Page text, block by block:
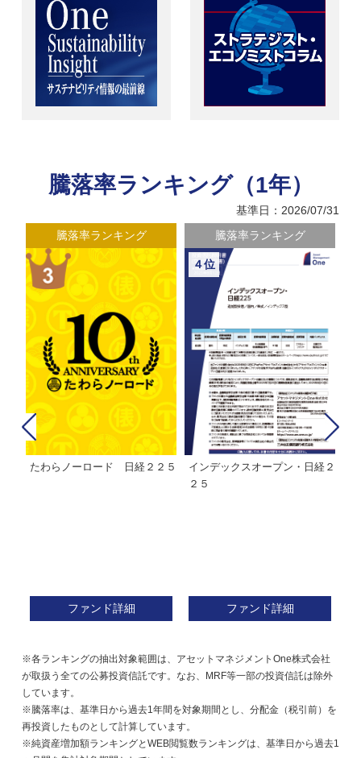
騰落率ランキング（1年）
基準日：2026/07/31
騰落率ランキング
たわらノーロード 日経２２５
ファンド詳細
騰落率ランキング
４位
インデックスオープン・日経２
２５
ファンド詳細
※各ランキングの抽出対象範囲は、アセットマネジメントOne株式会社
が取扱う全ての公募投資信託です。なお、MRF等一部の投資信託は除外
しています。
※騰落率は、基準日から過去1年間を対象期間とし、分配金（税引前）を
再投資したものとして計算しています。
※純資産増加額ランキングとWEB閲覧数ランキングは、基準日から過去1